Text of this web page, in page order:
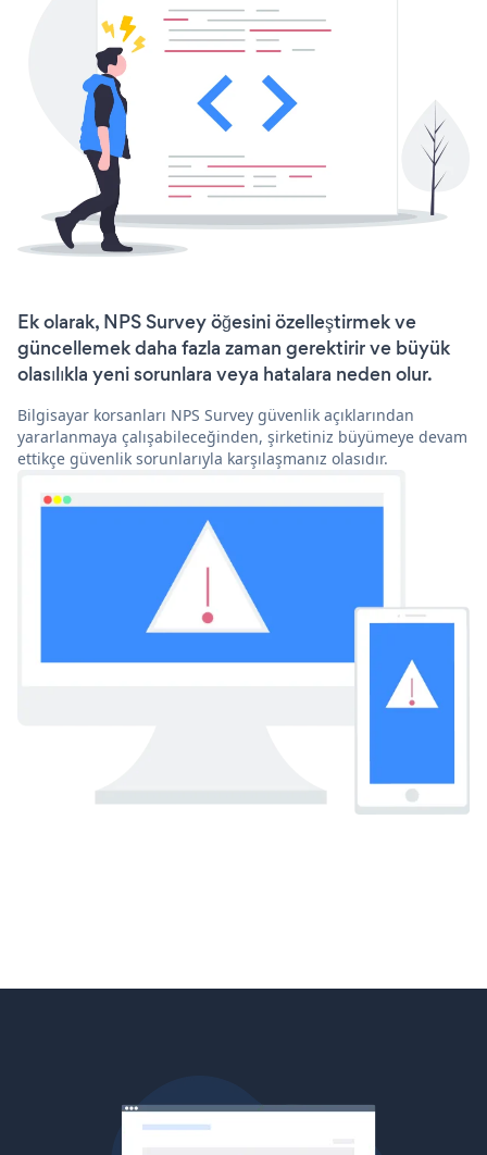
Ek olarak, NPS Survey öğesini özelleştirmek ve
güncellemek daha fazla zaman gerektirir ve büyük
olasılıkla yeni sorunlara veya hatalara neden olur.
Bilgisayar korsanları NPS Survey güvenlik açıklarından
yararlanmaya çalışabileceğinden, şirketiniz büyümeye devam
ettikçe güvenlik sorunlarıyla karşılaşmanız olasıdır.